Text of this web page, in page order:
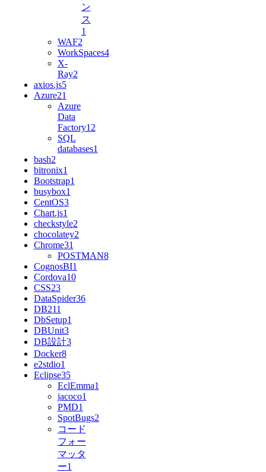
ン
ス
1
WAF2
WorkSpaces4
X-
Ray2
axios.js5
Azure21
Azure
Data
Factory12
SQL
databases1
bash2
bitronix1
Bootstrap1
busybox1
CentOS3
Chart.js1
checkstyle2
chocolatey2
Chrome31
POSTMAN8
CognosBI1
Cordova10
CSS23
DataSpider36
DB211
DbSetup1
DBUnit3
DB設計3
Docker8
e2stdio1
Eclipse35
EclEmma1
jacoco1
PMD1
SpotBugs2
コード
フォー
マッタ
ー1